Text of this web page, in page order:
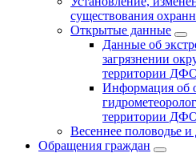
существования
Открытые данные
Данные об
загрязнении
территории
Информация об
территории
Весеннее половодье
Обращения граждан